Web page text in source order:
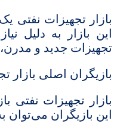
بازار تجهیزات نفتی
این بازار به دلیل
تجهیزات جدید و
بازیگران اصلی بازار
بازار تجهیزات نفتی
این بازیگران می‌توان